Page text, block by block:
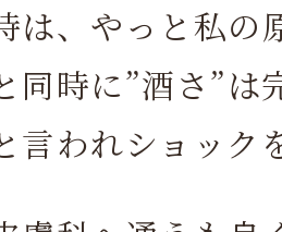
は、やっと私の
同時に”酒さ”は
言われショック